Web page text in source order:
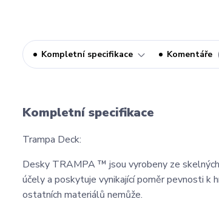
Kompletní specifikace Komentáře
Kompletní specifikace
Trampa Deck:
Desky TRAMPA ™ jsou vyrobeny ze
účely a poskytuje vynikající poměr pevnosti
ostatních materiálů nemůže.